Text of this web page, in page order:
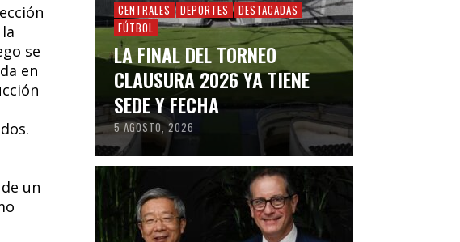
se
en
un
CENTRALES DEPORTES
DESTACADAS
FÚTBOL
LA FINAL DEL TORNEO
CLAUSURA 2026 YA TIENE
SEDE Y FECHA
5 AGOSTO, 2026